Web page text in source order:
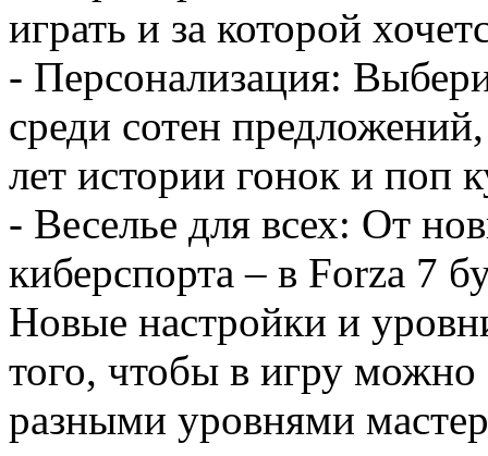
играть и за которой
- Персонализация:
среди сотен
лет истории гонок и поп
- Веселье для всех: От
киберспорта – в Forza 7
Новые настройки и
того, чтобы в игру
разными уровнями